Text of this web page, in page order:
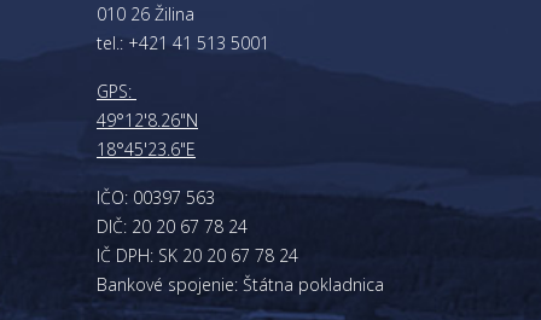
010 26 Žilina
tel.: +421 41 513 5001
GPS:
49°12'8.26"N
18°45'23.6"E
IČO: 00397 563
DIČ: 20 20 67 78 24
IČ DPH: SK 20 20 67 78 24
Bankové spojenie: Štátna pokladnica